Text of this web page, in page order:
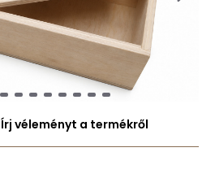
Írj véleményt a termékről